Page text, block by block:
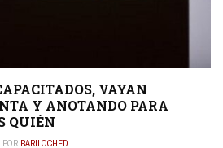
VAYAN
Y ANOTANDO PARA
QUIÉN
POR BARILOCHED